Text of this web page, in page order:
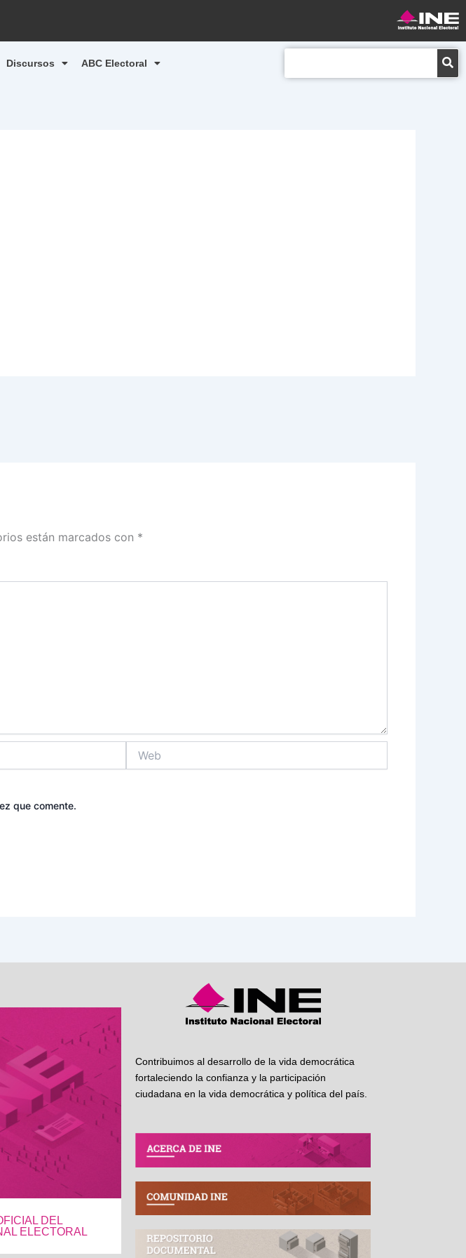
Discursos ABC Electoral
están marcados con *
que comente.
DEL
ELECTORAL
Contribuimos al desarrollo de la vida democrática
fortaleciendo la confianza y la participación
ciudadana en la vida democrática y política del país.